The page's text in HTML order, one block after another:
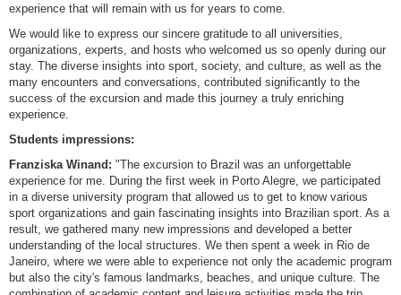
experience that will remain with us for years to come.
We would like to express our sincere gratitude to all universities,
organizations, experts, and hosts who welcomed us so openly during our
stay. The diverse insights into sport, society, and culture, as well as the
many encounters and conversations, contributed significantly to the
success of the excursion and made this journey a truly enriching
experience.
Students impressions:
Franziska Winand: "The excursion to Brazil was an unforgettable
experience for me. During the first week in Porto Alegre, we participated
in a diverse university program that allowed us to get to know various
sport organizations and gain fascinating insights into Brazilian sport. As a
result, we gathered many new impressions and developed a better
understanding of the local structures. We then spent a week in Rio de
Janeiro, where we were able to experience not only the academic program
but also the city's famous landmarks, beaches, and unique culture. The